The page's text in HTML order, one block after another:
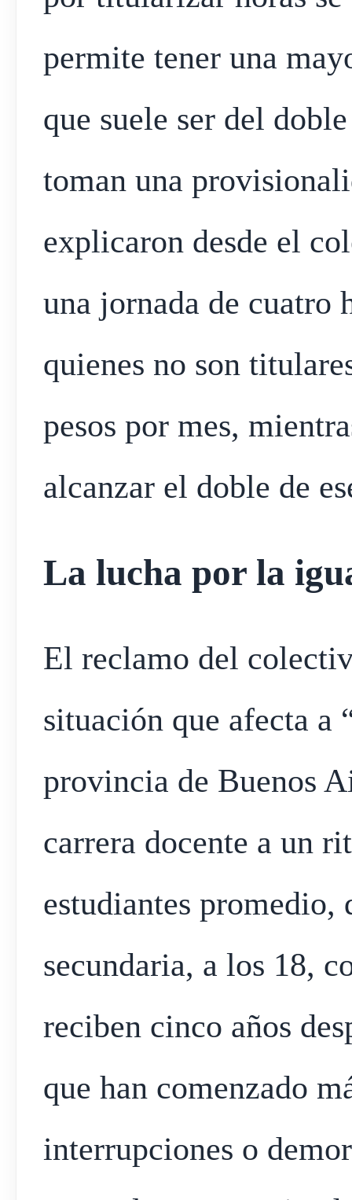
permite tener una
que suele ser del
toman una
explicaron desde el
una jornada de cuatro
quienes no son
pesos por mes,
alcanzar el doble de
La lucha por la
El reclamo del
situación que afecta a
provincia de Buenos
carrera docente a un
estudiantes promedio,
secundaria, a los 18,
reciben cinco años
que han comenzado
interrupciones o